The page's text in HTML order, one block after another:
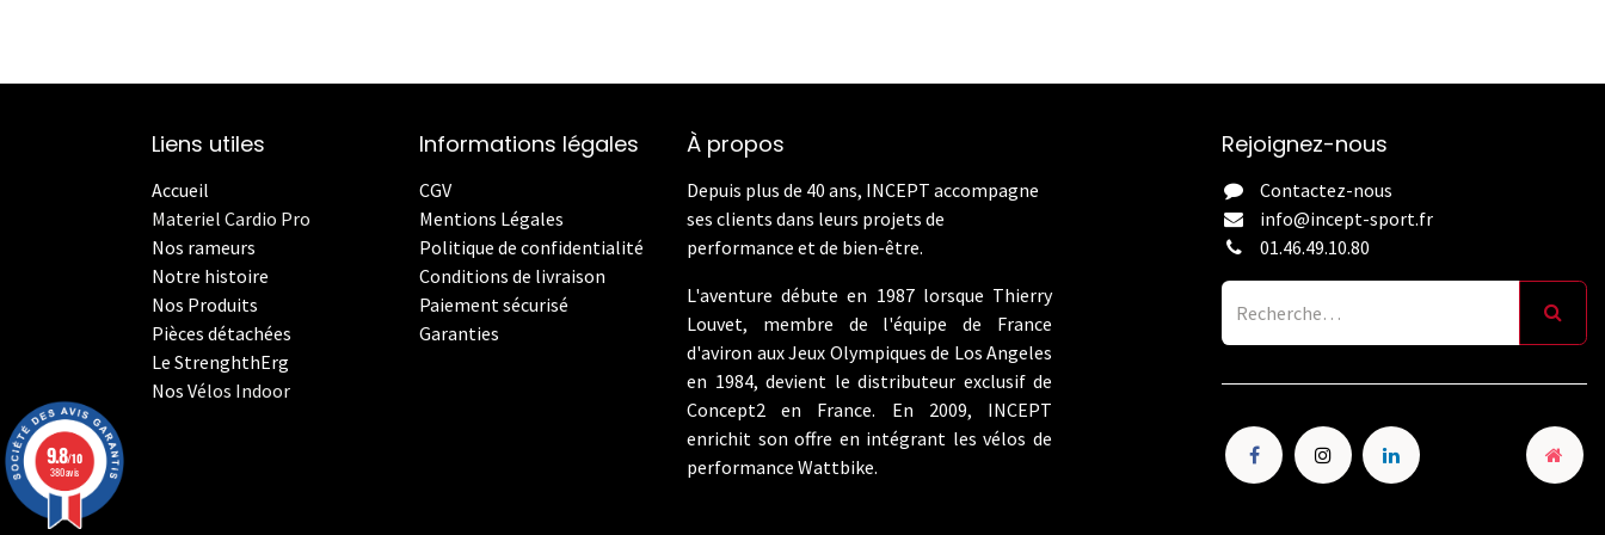
Liens utiles
Accueil
Materiel Cardio Pro
Nos rameurs
Notre histoire
Nos Produits
Pièces détachées
Le StrenghthErg
Nos Vélos Indoor
Informations légales
CGV
Mentions Légales
Politique de confidentialité
Conditions de livraison
Paiement sécurisé
Garanties
À propos
Depuis plus de 40 ans, INCEPT accompagne
ses clients dans leurs projets de
performance et de bien-être.
L'aventure débute en 1987 lorsque Thierry
Louvet, membre de l'équipe de France
d'aviron aux Jeux Olympiques de Los Angeles
en 1984, devient le distributeur exclusif de
Concept2 en France. En 2009, INCEPT
enrichit son offre en intégrant les vélos de
performance Wattbike.
Rejoignez-nous
Contactez-nous
info@incept-sport.fr
01.46.49.10.80
9.8/10
380 avis